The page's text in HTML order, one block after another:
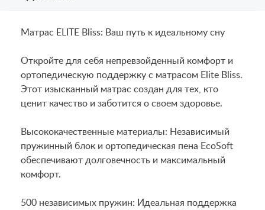
Матрас ELITE Bliss: Ваш путь к идеальному сну
Откройте для себя непревзойденный комфорт и
ортопедическую поддержку с матрасом Elite Bliss.
Этот изысканный матрас создан для тех, кто
ценит качество и заботится о своем здоровье.
Высококачественные материалы: Независимый
пружинный блок и ортопедическая пена EcoSoft
обеспечивают долговечность и максимальный
комфорт.
500 независимых пружин: Идеальная поддержка